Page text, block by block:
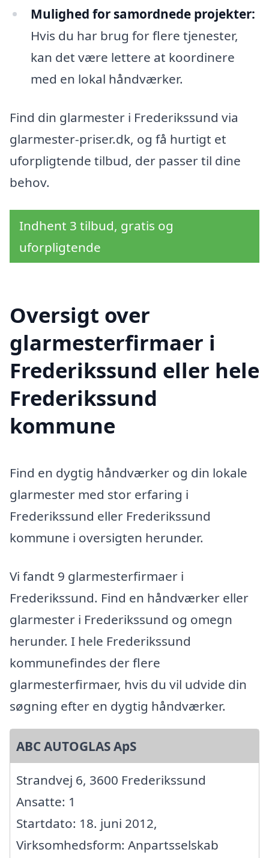
Mulighed for samordnede projekter:
Hvis du har brug for flere tjenester,
kan det være lettere at koordinere
med en lokal håndværker.
Find din glarmester i Frederikssund via
glarmester-priser.dk, og få hurtigt et
uforpligtende tilbud, der passer til dine
behov.
Indhent 3 tilbud, gratis og
uforpligtende
Oversigt over
glarmesterfirmaer i
Frederikssund eller hele
Frederikssund
kommune
Find en dygtig håndværker og din lokale
glarmester med stor erfaring i
Frederikssund eller Frederikssund
kommune i oversigten herunder.
Vi fandt 9 glarmesterfirmaer i
Frederikssund. Find en håndværker eller
glarmester i Frederikssund og omegn
herunder. I hele Frederikssund
kommunefindes der flere
glarmesterfirmaer, hvis du vil udvide din
søgning efter en dygtig håndværker.
ABC AUTOGLAS ApS
Strandvej 6, 3600 Frederikssund
Ansatte: 1
Startdato: 18. juni 2012,
Virksomhedsform: Anpartsselskab